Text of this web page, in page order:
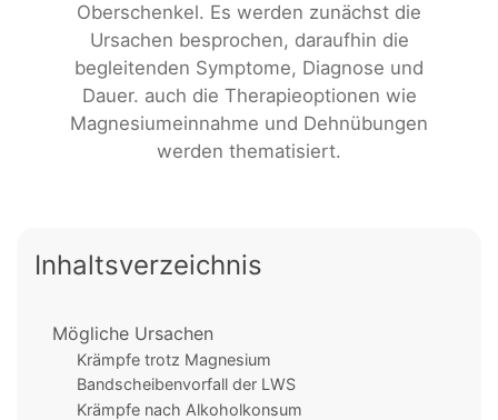
Oberschenkel. Es werden zunächst die
Ursachen besprochen, daraufhin die
begleitenden Symptome, Diagnose und
Dauer. auch die Therapieoptionen wie
Magnesiumeinnahme und Dehnübungen
werden thematisiert.
Inhaltsverzeichnis
Mögliche Ursachen
Krämpfe trotz Magnesium
Bandscheibenvorfall der LWS
Krämpfe nach Alkoholkonsum